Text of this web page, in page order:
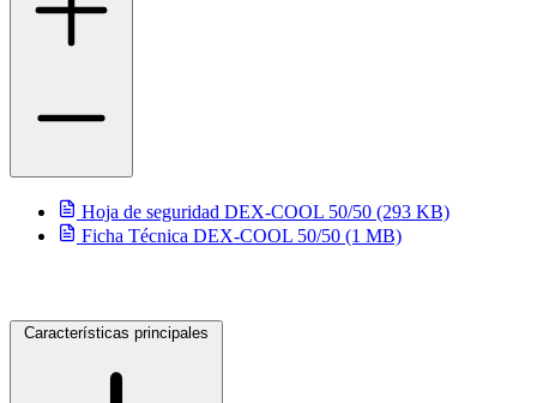
Hoja de seguridad DEX-COOL 50/50 (293 KB)
Ficha Técnica DEX-COOL 50/50 (1 MB)
Características principales